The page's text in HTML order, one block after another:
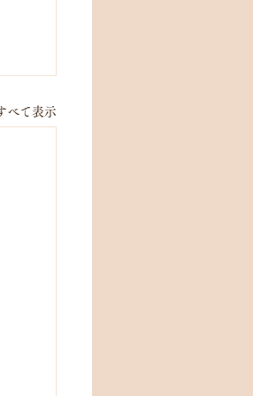
べて表示